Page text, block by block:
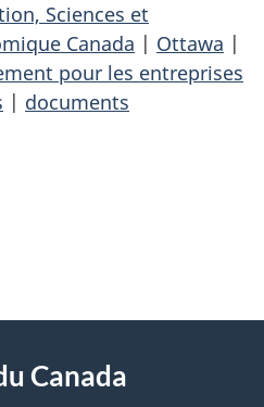
Sciences et
Canada | Ottawa |
pour les entreprises
| documents
Canada